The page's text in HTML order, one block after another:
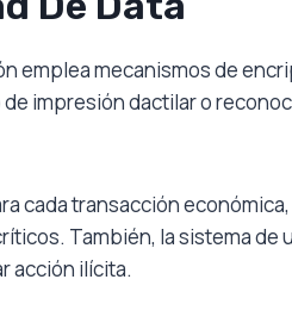
mecanismos de
impresión dactilar o
cada transacción
También, la sistema
acción ilícita.